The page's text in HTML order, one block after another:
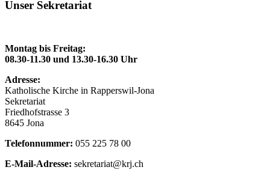
Unser Sekretariat
Montag bis Freitag:
08.30-11.30 und 13.30-16.30 Uhr
Adresse:
Katholische Kirche in Rapperswil-Jona
Sekretariat
Friedhofstrasse 3
8645 Jona
Telefonnummer: 055 225 78 00
E-Mail-Adresse: sekretariat@krj.ch